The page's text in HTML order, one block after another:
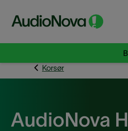
Korsør
AudioNova